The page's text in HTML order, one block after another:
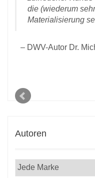
die (wiederum
Materialisierung
DWV-Autor Dr.
Autoren